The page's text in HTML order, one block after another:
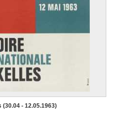
- 12.05.1963)